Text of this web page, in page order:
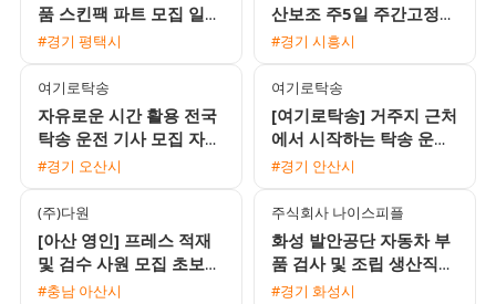
품 스킨팩 파트 모집 일급
166875원 익일지급 및
#경기 평택시
산보조 주5일 주간고정
남녀 사원 모집 월 310만
#경기 시흥시
여기로탁송
자유로운 시간 활용 전국
탁송 운전 기사 모집 자차
없어도 초보 및 외국인 환
#경기 오산시
여기로탁송
[여기로탁송] 거주지 근처
에서 시작하는 탁송 운전
기사 모집 (일급 18만원 /
#경기 안산시
(주)다원
[아산 영인] 프레스 적재
및 검수 사원 모집 초보
동반 지원 가능 자차 소지
#충남 아산시
주식회사 나이스피플
화성 발안공단 자동차 부
품 검사 및 조립 생산직
모집 (가불 가능, 초보 및
#경기 화성시